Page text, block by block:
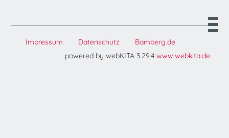
Impressum Datenschutz
Bamberg.de
powered by webKITA 3.29.4 www.webkita.de